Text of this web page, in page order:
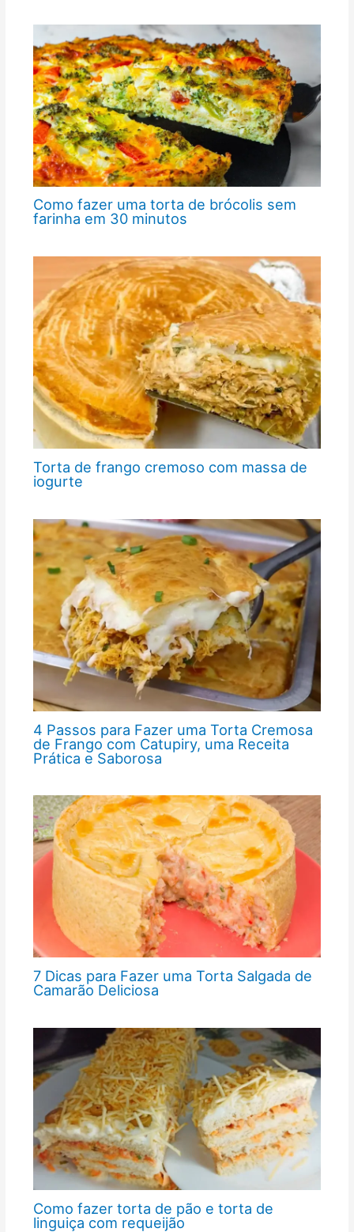
Como fazer uma torta de brócolis sem
farinha em 30 minutos
Torta de frango cremoso com massa de
iogurte
4 Passos para Fazer uma Torta Cremosa
de Frango com Catupiry, uma Receita
Prática e Saborosa
7 Dicas para Fazer uma Torta Salgada de
Camarão Deliciosa
Como fazer torta de pão e torta de
linguiça com requeijão